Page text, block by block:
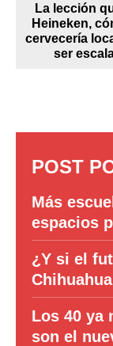
La lección
Heineken,
cervecería
ser
POST
Más
espacios
¿Y si el
Los 40 ya
son el